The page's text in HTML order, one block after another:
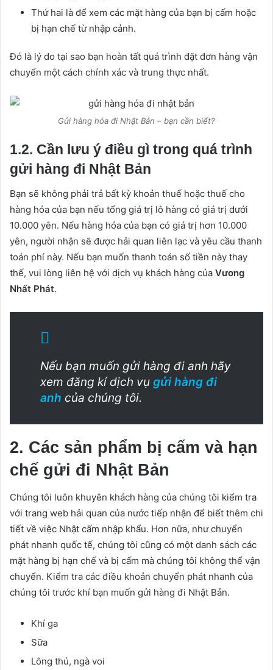
Thứ hai là để xem các mặt hàng của bạn bị cấm hoặc
bị hạn chế từ nhập cảnh.
Đó là lý do tại sao bạn hoàn tất quá trình đặt đơn hàng vận
chuyển một cách chính xác và trung thực nhất.
Gửi hàng hóa đi Nhật Bản – bạn cần biết?
1.2. Cần lưu ý điều gì trong quá trình
gửi hàng đi Nhật Bản
Bạn sẽ không phải trả bất kỳ khoản thuế hoặc thuế cho
hàng hóa của bạn nếu tổng giá trị lô hàng có giá trị dưới
10.000 yên. Nếu hàng hóa của bạn có giá trị hơn 10.000
yên, người nhận sẽ được hải quan liên lạc và yêu cầu thanh
toán phí này. Nếu bạn muốn thanh toán số tiền này thay
thế, vui lòng liên hệ với dịch vụ khách hàng của Vương
Nhất Phát.
Nếu bạn muốn gửi hàng đi anh hãy
xem đăng kí dịch vụ gửi hàng đi
anh của chúng tôi.
2. Các sản phẩm bị cấm và hạn
chế gửi đi Nhật Bản
Chúng tôi luôn khuyên khách hàng của chúng tôi kiểm tra
với trang web hải quan của nước tiếp nhận để biết thêm chi
tiết về việc Nhật cấm nhập khẩu. Hơn nữa, như chuyển
phát nhanh quốc tế, chúng tôi cũng có một danh sách các
mặt hàng bị hạn chế và bị cấm mà chúng tôi không thể vận
chuyển. Kiểm tra các điều khoản chuyển phát nhanh của
chúng tôi trước khí bạn muốn gửi hàng đi Nhật Bản.
Khí ga
Sữa
Lông thú, ngà voi